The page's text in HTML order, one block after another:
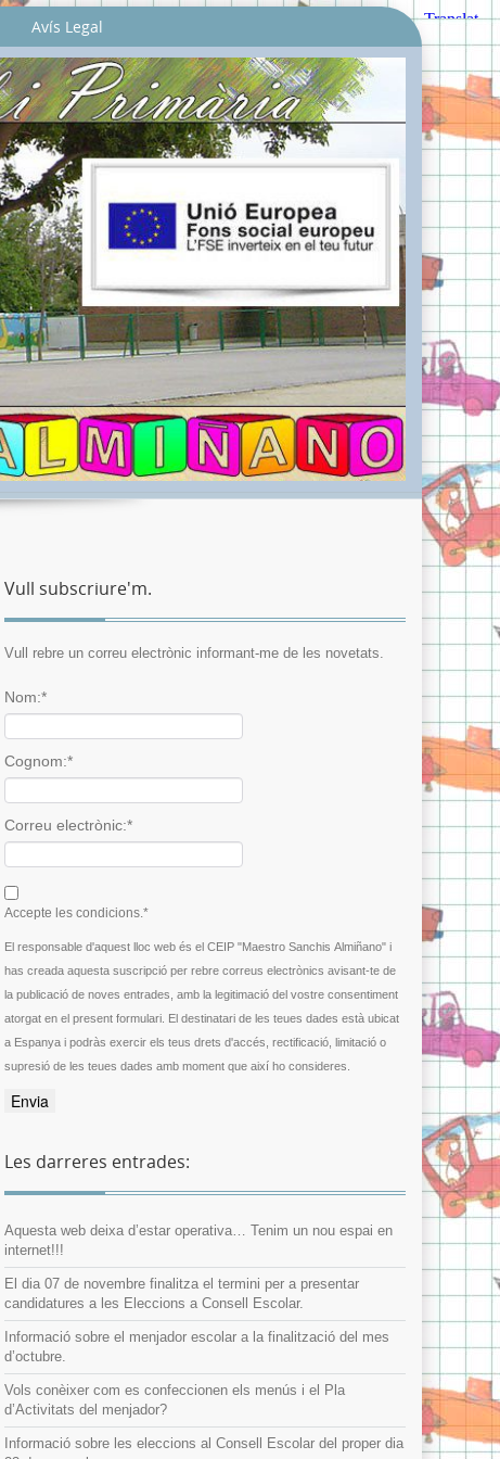
Avís Legal
Vull subscriure'm.
Vull rebre un correu electrònic informant-me de les novetats.
Nom:*
Cognom:*
I agree terms and conditions.*
Correu electrònic:*
Accepte les condicions.*
El responsable d'aquest lloc web és el CEIP "Maestro Sanchis Almiñano" i
has creada aquesta suscripció per rebre correus electrònics avisant-te de
la publicació de noves entrades, amb la legitimació del vostre consentiment
atorgat en el present formulari. El destinatari de les teues dades està ubicat
a Espanya i podràs exercir els teus drets d'accés, rectificació, limitació o
supresió de les teues dades amb moment que així ho consideres.
Les darreres entrades:
Aquesta web deixa d’estar operativa… Tenim un nou espai en
internet!!!
El dia 07 de novembre finalitza el termini per a presentar
candidatures a les Eleccions a Consell Escolar.
Informació sobre el menjador escolar a la finalització del mes
d’octubre.
Vols conèixer com es confeccionen els menús i el Pla
d’Activitats del menjador?
Informació sobre les eleccions al Consell Escolar del proper dia